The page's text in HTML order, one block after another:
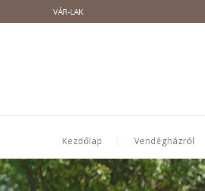
VÁR-LAK
Kezdőlap Vendégházról